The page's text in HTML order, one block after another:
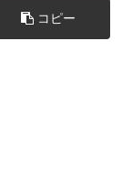
コピー